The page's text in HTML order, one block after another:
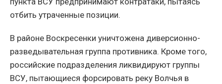
отбить утраченные позиции.
В районе Воскресенки уничтожена диверсионно-
разведывательная группа противника. Кроме того,
российские подразделения ликвидируют группы
ВСУ, пытающиеся форсировать реку Волчья в